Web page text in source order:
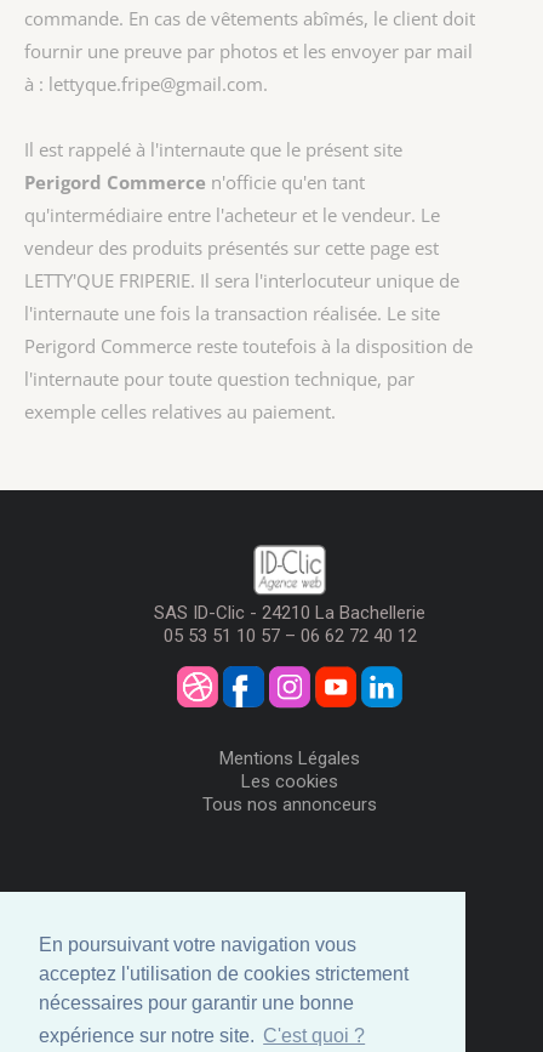
En poursuivant votre navigation vous
acceptez l'utilisation de cookies strictement
nécessaires pour garantir une bonne
expérience sur notre site. C'est quoi ?
commande. En cas de vêtements abîmés, le client doit
fournir une preuve par photos et les envoyer par mail
à : lettyque.fripe@gmail.com.
Il est rappelé à l'internaute que le présent site
Perigord Commerce n'officie qu'en tant
qu'intermédiaire entre l'acheteur et le vendeur. Le
vendeur des produits présentés sur cette page est
LETTY'QUE FRIPERIE. Il sera l'interlocuteur unique de
l'internaute une fois la transaction réalisée. Le site
Perigord Commerce reste toutefois à la disposition de
l'internaute pour toute question technique, par
exemple celles relatives au paiement.
SAS ID-Clic - 24210 La Bachellerie
05 53 51 10 57 – 06 62 72 40 12
Mentions Légales
Les cookies
Tous nos annonceurs
Me Connecter
Créer mon Compte
Annonceurs
Comment ça marche